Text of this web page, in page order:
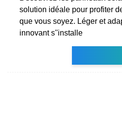
solution idéale pour profiter
que vous soyez. Léger et
innovant s''installe